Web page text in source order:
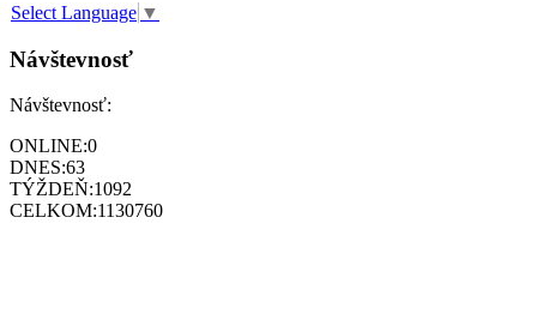
Select Language ▼
Návštevnosť
Návštevnosť:
ONLINE:0
DNES:63
TÝŽDEŇ:1092
CELKOM:1130760